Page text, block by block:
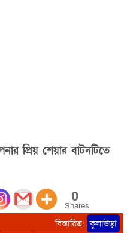
প্রিয় শেয়ার বাটনটিতে
0
Shares
বিস্তারিত: কুলাউড়া